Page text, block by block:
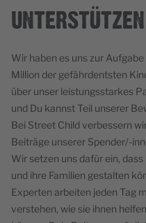
UNTERSTÜTZEN
Wir haben es uns zur
Million der gefährdentsten
über unser leistungsstarkes
und Du kannst Teil unserer
Bei Street Child verbessern
Beiträge unserer Spender/-
Wir setzen uns dafür ein,
und ihre Familien gestalten
Experten arbeiten jeden Tag
verstehen, wie sie ihnen